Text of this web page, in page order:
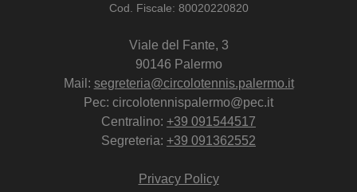
Cod. Fiscale: 80020220820
Viale del Fante, 3
90146 Palermo
Mail: segreteria@circolotennis.palermo.it
Pec: circolotennispalermo@pec.it
Centralino: +39 091544517
Segreteria: +39 091362552
Privacy Policy